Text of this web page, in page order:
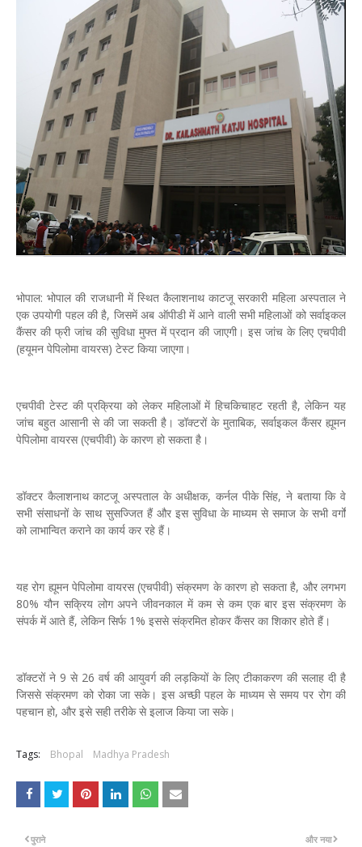
भोपाल: भोपाल की राजधानी में स्थित कैलाशनाथ काटजू सरकारी महिला अस्पताल ने
एक उपयोगी पहल की है, जिसमें अब ऑपीडी में आने वाली सभी महिलाओं को सर्वाइकल
कैंसर की फ्री जांच की सुविधा मुफ्त में प्रदान की जाएगी। इस जांच के लिए एचपीवी
(हयूमन पेपिलोमा वायरस) टेस्ट किया जाएगा।
एचपीवी टेस्ट की प्रक्रिया को लेकर महिलाओं में हिचकिचाहट रहती है, लेकिन यह
जांच बहुत आसानी से की जा सकती है। डॉक्टरों के मुताबिक, सर्वाइकल कैंसर ह्यूमन
पेपिलोमा वायरस (एचपीवी) के कारण हो सकता है।
डॉक्टर कैलाशनाथ काटजू अस्पताल के अधीक्षक, कर्नल पीके सिंह, ने बताया कि वे
सभी संसाधनों के साथ सुसज्जित हैं और इस सुविधा के माध्यम से समाज के सभी वर्गों
को लाभान्वित कराने का कार्य कर रहे हैं।
यह रोग ह्यूमन पेपिलोमा वायरस (एचपीवी) संक्रमण के कारण हो सकता है, और लगभग
80% यौन सक्रिय लोग अपने जीवनकाल में कम से कम एक बार इस संक्रमण के
संपर्क में आते हैं, लेकिन सिर्फ 1% इससे संक्रमित होकर कैंसर का शिकार होते हैं।
डॉक्टरों ने 9 से 26 वर्ष की आयुवर्ग की लड़कियों के लिए टीकाकरण की सलाह दी है
जिससे संक्रमण को रोका जा सके। इस अच्छी पहल के माध्यम से समय पर रोग की
पहचान हो, और इसे सही तरीके से इलाज किया जा सके।
Tags: Bhopal Madhya Pradesh
और नया
पुराने